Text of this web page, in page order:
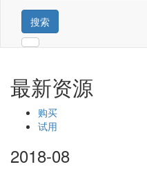
搜索
最新资源
购买
试用
2018-08